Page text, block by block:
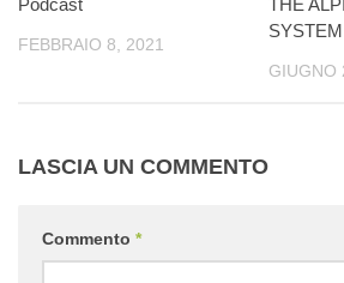
Podcast
FEBBRAIO 8, 2021
THE
SYSTEM
GIUGNO
LASCIA UN COMMENTO
Commento *